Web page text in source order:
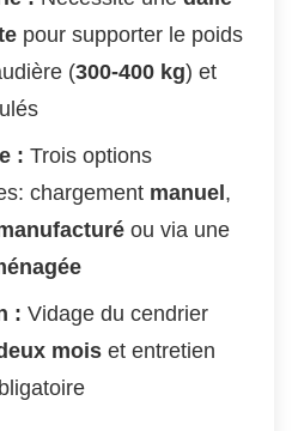
pour supporter le poids
(300-400 kg) et
: Trois options
chargement manuel ,
ou via une
: Vidage du cendrier
moiset entretien